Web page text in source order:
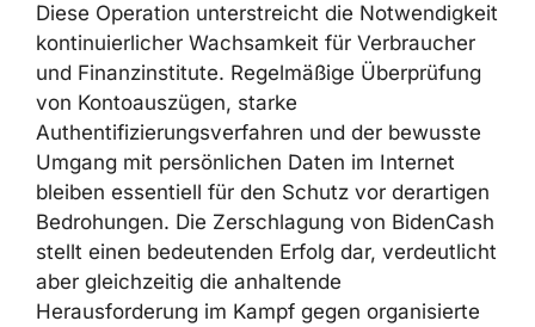
Diese Operation unterstreicht die Notwendigkeit
kontinuierlicher Wachsamkeit für Verbraucher
und Finanzinstitute. Regelmäßige Überprüfung
von Kontoauszügen, starke
Authentifizierungsverfahren und der bewusste
Umgang mit persönlichen Daten im Internet
bleiben essentiell für den Schutz vor derartigen
Bedrohungen. Die Zerschlagung von BidenCash
stellt einen bedeutenden Erfolg dar, verdeutlicht
aber gleichzeitig die anhaltende
Herausforderung im Kampf gegen organisierte